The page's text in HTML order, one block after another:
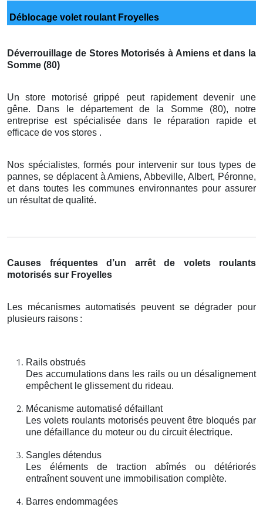
Déblocage volet roulant Froyelles
Déverrouillage de Stores Motorisés à Amiens et dans la
Somme (80)
Un store motorisé grippé peut rapidement devenir une
gêne. Dans le département de la Somme (80), notre
entreprise est spécialisée dans le réparation rapide et
efficace de vos stores .
Nos spécialistes, formés pour intervenir sur tous types de
pannes, se déplacent à Amiens, Abbeville, Albert, Péronne,
et dans toutes les communes environnantes pour assurer
un résultat de qualité.
Causes fréquentes d’un arrêt de volets roulants
motorisés sur Froyelles
Les mécanismes automatisés peuvent se dégrader pour
plusieurs raisons :
Rails obstrués
Des accumulations dans les rails ou un désalignement
empêchent le glissement du rideau.
Mécanisme automatisé défaillant
Les volets roulants motorisés peuvent être bloqués par
une défaillance du moteur ou du circuit électrique.
Sangles détendus
Les éléments de traction abîmés ou détériorés
entraînent souvent une immobilisation complète.
Barres endommagées